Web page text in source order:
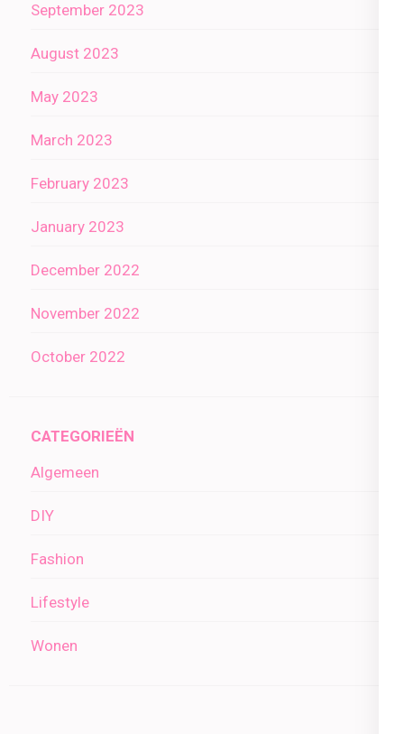
September 2023
August 2023
May 2023
March 2023
February 2023
January 2023
December 2022
November 2022
October 2022
CATEGORIEËN
Algemeen
DIY
Fashion
Lifestyle
Wonen